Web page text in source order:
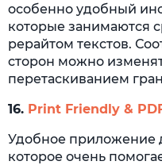
особенно удобный
которые занимаются
рерайтом текстов.
сторон можно
перетаскиванием
16. Print Friendly &
Удобное приложение
которое очень